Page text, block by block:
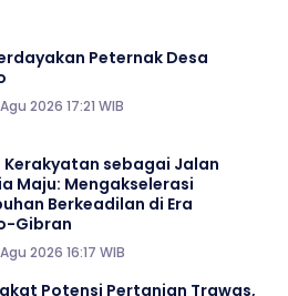
Peternak Desa
2026 17:21 WIB
Kerakyatan sebagai Jalan
Maju: Mengakselerasi
Berkeadilan di Era
Gibran
2026 16:17 WIB
Potensi Pertanian Trawas,